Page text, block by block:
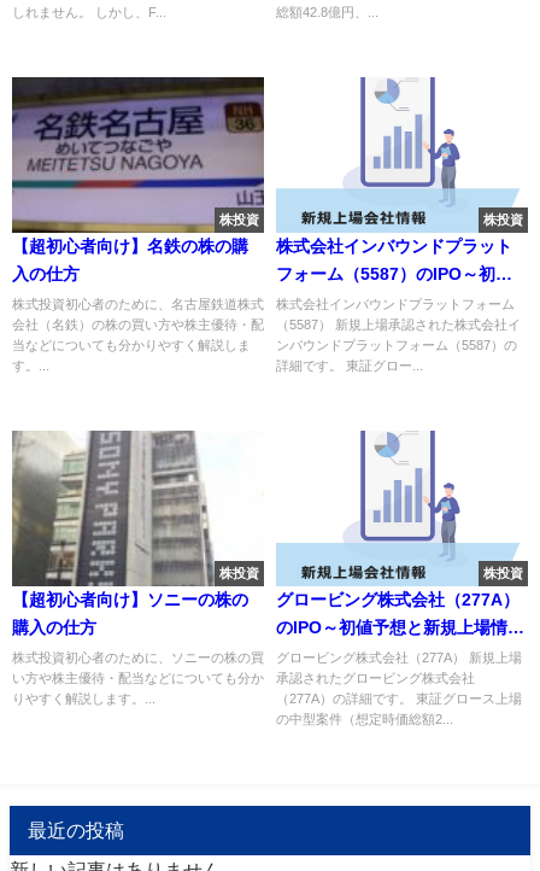
しれません。 しかし、F...
総額42.8億円、...
株投資
【超初心者向け】名鉄の株の購
入の仕方
株式投資初心者のために、名古屋鉄道株式
会社（名鉄）の株の買い方や株主優待・配
当などについても分かりやすく解説しま
す。...
株投資
株式会社インバウンドプラット
フォーム（5587）のIPO～初値
予想と新規上場情報～
株式会社インバウンドプラットフォーム
（5587） 新規上場承認された株式会社イ
ンバウンドプラットフォーム（5587）の
詳細です。 東証グロー...
株投資
【超初心者向け】ソニーの株の
購入の仕方
株式投資初心者のために、ソニーの株の買
い方や株主優待・配当などについても分か
りやすく解説します。...
株投資
グロービング株式会社（277A）
のIPO～初値予想と新規上場情報
～
グロービング株式会社（277A） 新規上場
承認されたグロービング株式会社
（277A）の詳細です。 東証グロース上場
の中型案件（想定時価総額2...
最近の投稿